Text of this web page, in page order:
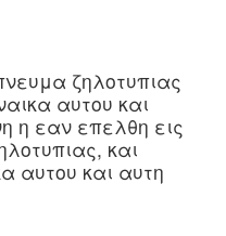
ζηλοτυπιας
αυτου και
η εαν επελθη εις
και
αυτου και αυτη